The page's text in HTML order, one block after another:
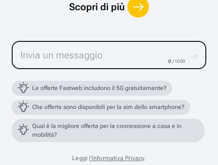
Scopri di più
0 / 1000
Le offerte Fastweb includono il 5G gratuitamente?
Che offerte sono disponibili per la sim dello smartphone?
Qual è la migliore offerta per la connessione a casa e in
mobilità?
Leggi l'informativa Privacy.